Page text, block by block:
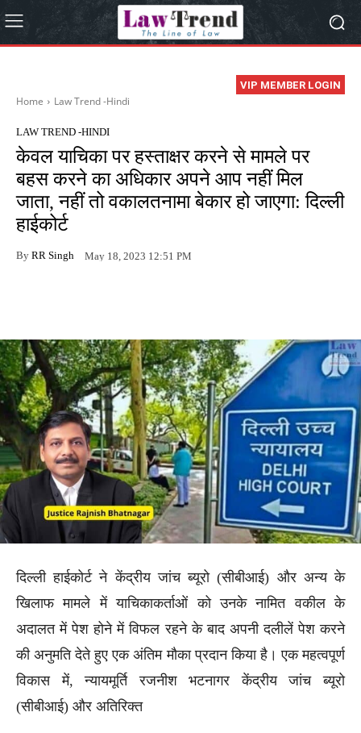
VIP MEMBER LOGIN
Home Law Trend -Hindi
LAW TREND -HINDI
केवल याचिका पर हस्ताक्षर करने से मामले पर
बहस करने का अधिकार अपने आप नहीं मिल
जाता, नहीं तो वकालतनामा बेकार हो जाएगा: दिल्ली
हाईकोर्ट
By RR Singh May 18, 2023 12:51 PM
दिल्ली हाईकोर्ट ने केंद्रीय जांच ब्यूरो (सीबीआई) और अन्य के
खिलाफ मामले में याचिकाकर्ताओं को उनके नामित वकील के
अदालत में पेश होने में विफल रहने के बाद अपनी दलीलें पेश करने
की अनुमति देते हुए एक अंतिम मौका प्रदान किया है। एक महत्वपूर्ण
विकास में, न्यायमूर्ति रजनीश भटनागर केंद्रीय जांच ब्यूरो
(सीबीआई) और अतिरिक्त